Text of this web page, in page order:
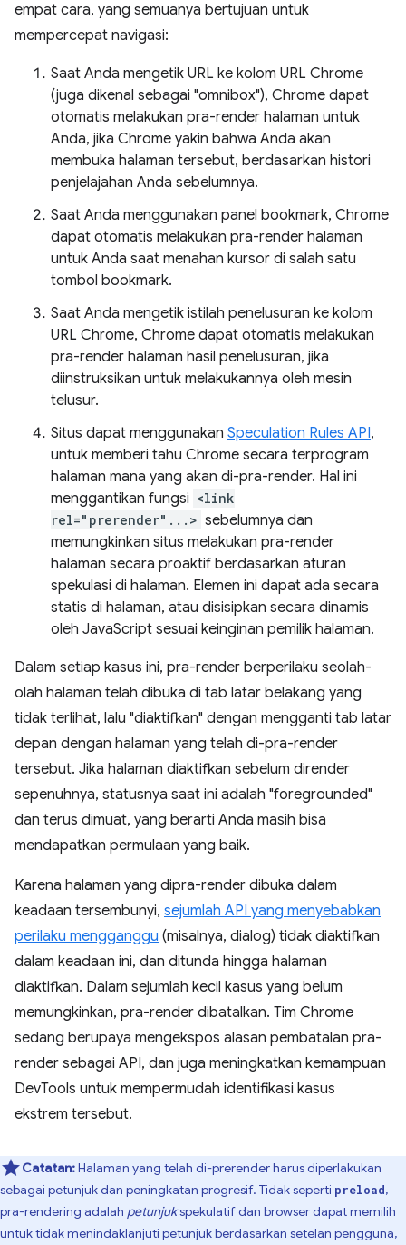
empat cara, yang semuanya bertujuan untuk
mempercepat navigasi:
Saat Anda mengetik URL ke kolom URL Chrome
(juga dikenal sebagai "omnibox"), Chrome dapat
otomatis melakukan pra-render halaman untuk
Anda, jika Chrome yakin bahwa Anda akan
membuka halaman tersebut, berdasarkan histori
penjelajahan Anda sebelumnya.
Saat Anda menggunakan panel bookmark, Chrome
dapat otomatis melakukan pra-render halaman
untuk Anda saat menahan kursor di salah satu
tombol bookmark.
Saat Anda mengetik istilah penelusuran ke kolom
URL Chrome, Chrome dapat otomatis melakukan
pra-render halaman hasil penelusuran, jika
diinstruksikan untuk melakukannya oleh mesin
telusur.
Situs dapat menggunakan Speculation Rules API,
untuk memberi tahu Chrome secara terprogram
halaman mana yang akan di-pra-render. Hal ini
menggantikan fungsi <link
rel="prerender"...> sebelumnya dan
memungkinkan situs melakukan pra-render
halaman secara proaktif berdasarkan aturan
spekulasi di halaman. Elemen ini dapat ada secara
statis di halaman, atau disisipkan secara dinamis
oleh JavaScript sesuai keinginan pemilik halaman.
Dalam setiap kasus ini, pra-render berperilaku seolah-
olah halaman telah dibuka di tab latar belakang yang
tidak terlihat, lalu "diaktifkan" dengan mengganti tab latar
depan dengan halaman yang telah di-pra-render
tersebut. Jika halaman diaktifkan sebelum dirender
sepenuhnya, statusnya saat ini adalah "foregrounded"
dan terus dimuat, yang berarti Anda masih bisa
mendapatkan permulaan yang baik.
Karena halaman yang dipra-render dibuka dalam
keadaan tersembunyi, sejumlah API yang menyebabkan
perilaku mengganggu (misalnya, dialog) tidak diaktifkan
dalam keadaan ini, dan ditunda hingga halaman
diaktifkan. Dalam sejumlah kecil kasus yang belum
memungkinkan, pra-render dibatalkan. Tim Chrome
sedang berupaya mengekspos alasan pembatalan pra-
render sebagai API, dan juga meningkatkan kemampuan
DevTools untuk mempermudah identifikasi kasus
ekstrem tersebut.
Catatan:Halaman yang telah di-prerender harus diperlakukan
sebagai petunjuk dan peningkatan progresif. Tidak seperti preload,
pra-rendering adalah petunjukspekulatif dan browser dapat memilih
untuk tidak menindaklanjuti petunjuk berdasarkan setelan pengguna,